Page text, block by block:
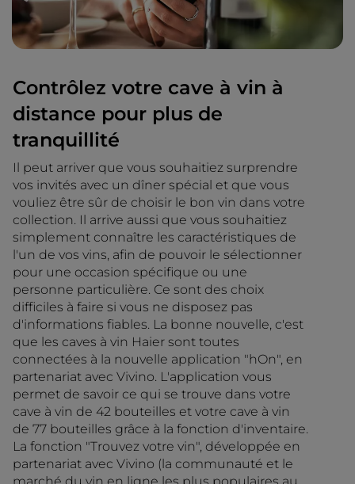
Contrôlez votre cave à vin à
distance pour plus de
tranquillité
Il peut arriver que vous souhaitiez surprendre
vos invités avec un dîner spécial et que vous
vouliez être sûr de choisir le bon vin dans votre
collection. Il arrive aussi que vous souhaitiez
simplement connaître les caractéristiques de
l'un de vos vins, afin de pouvoir le sélectionner
pour une occasion spécifique ou une
personne particulière. Ce sont des choix
difficiles à faire si vous ne disposez pas
d'informations fiables. La bonne nouvelle, c'est
que les caves à vin Haier sont toutes
connectées à la nouvelle application "hOn", en
partenariat avec Vivino. L'application vous
permet de savoir ce qui se trouve dans votre
cave à vin de 42 bouteilles et votre cave à vin
de 77 bouteilles grâce à la fonction d'inventaire.
La fonction "Trouvez votre vin", développée en
partenariat avec Vivino (la communauté et le